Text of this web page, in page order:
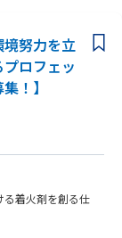
グ、評価設計の高度
善と運用支援
・技術提案・要件
術的支援・コード
ダクトの企画・設
了
ケーション力
ンパクトを生み出
完遂できる推進力
ーダーシップを発
プロダクトとして
努力を立
ロフェッ
！】
る着火剤を創る仕